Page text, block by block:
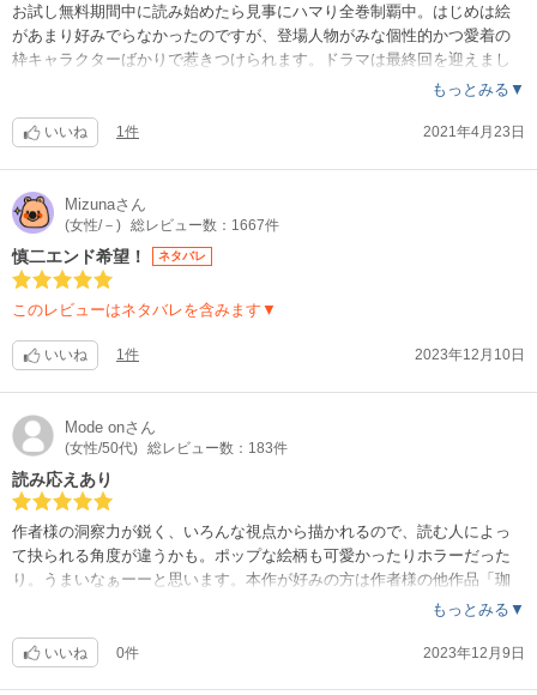
お試し無料期間中に読み始めたら見事にハマり全巻制覇中。はじめは絵
があまり好みでらなかったのですが、登場人物がみな個性的かつ愛着の
枠キャラクターばかりで惹きつけられます。ドラマは最終回を迎えまし
もっとみる▼
いいね 1件 2021年4月23日
Mizunaさん
(女性/－) 総レビュー数：1667件
慎二エンド希望！ ネタバレ
このレビューはネタバレを含みます▼
いいね 1件 2023年12月10日
Mode onさん
(女性/50代) 総レビュー数：183件
読み応えあり
作者様の洞察力が鋭く、いろんな視点から描かれるので、読む人によっ
て抉られる角度が違うかも。ポップな絵柄も可愛かったりホラーだった
り。うまいなぁーーと思います。本作が好みの方は作者様の他作品「珈
もっとみる▼
いいね 0件 2023年12月9日